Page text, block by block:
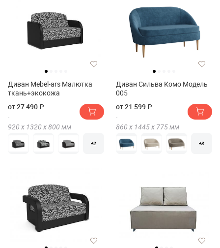
Диван Mebel-ars Малютка
ткань+экокожа
от 27 490 ₽
920 х 1320 х800 мм
+2
Диван Сильва Комо Модель
005
от 21 599 ₽
860 х 1445 х 775мм
+3